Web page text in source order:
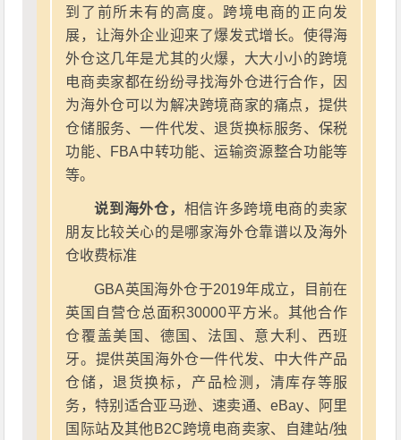
到了前所未有的高度。跨境电商的正向发
展，让海外企业迎来了爆发式增长。使得海
外仓这几年是尤其的火爆，大大小小的跨境
电商卖家都在纷纷寻找海外仓进行合作，因
为海外仓可以为解决跨境商家的痛点，提供
仓储服务、一件代发、退货换标服务、保税
功能、FBA中转功能、运输资源整合功能等
等。
说到海外仓， 相信许多跨境电商的卖家
朋友比较关心的是哪家海外仓靠谱以及海外
仓收费标准
GBA英国海外仓于2019年成立，目前在
英国自营仓总面积30000平方米。其他合作
仓覆盖美国、德国、法国、意大利、西班
牙。提供英国海外仓一件代发、中大件产品
仓储，退货换标，产品检测，清库存等服
务，特别适合亚马逊、速卖通、eBay、阿里
国际站及其他B2C跨境电商卖家、自建站/独